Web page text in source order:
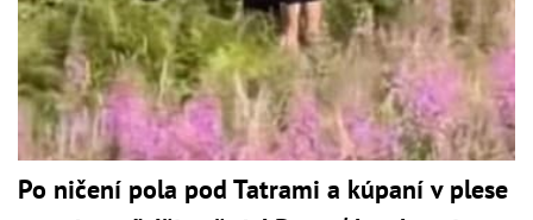
Po ničení pola pod Tatrami a kúpaní v plese